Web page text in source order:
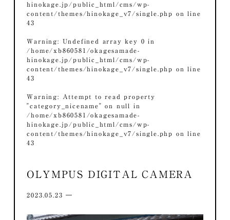
hinokage.jp/public_html/cms/wp-
content/themes/hinokage_v7/single.php
on line
43
Warning: Undefined array key 0 in
/home/xb860581/okagesamade-
hinokage.jp/public_html/cms/wp-
content/themes/hinokage_v7/single.php
on line
43
Warning: Attempt to read property
"category_nicename" on null in
/home/xb860581/okagesamade-
hinokage.jp/public_html/cms/wp-
content/themes/hinokage_v7/single.php
on line
43
OLYMPUS DIGITAL CAMERA
2023.05.23 ―